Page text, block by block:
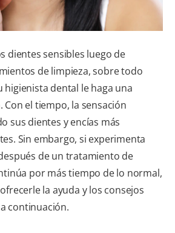
dientes sensibles luego de
de limpieza, sobre todo
higienista dental le haga una
el tiempo, la sensación
sus dientes y encías más
Sin embargo, si experimenta
de un tratamiento de
por más tiempo de lo normal,
la ayuda y los consejos
continuación.